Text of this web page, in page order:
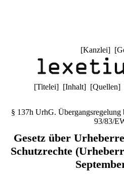
[Kanzlei] [
[Titelei] [Inhalt] [Quellen]
§ 137h UrhG.
93/83/
Gesetz über
Schutzrechte